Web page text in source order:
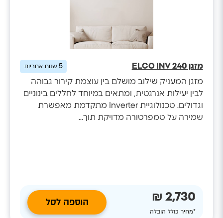
מזגן ELCO INV 240 5שנות אחריות
מזגן המעניק שילוב מושלם בין עוצמת קירור גבוהה
לבין יעילות אנרגטית, ומתאים במיוחד לחללים בינוניים
וגדולים. טכנולוגיית Inverter מתקדמת מאפשרת
שמירה על טמפרטורה מדויקת תוך...
2,730 ₪
*מחיר כולל הובלה
הוספה לסל